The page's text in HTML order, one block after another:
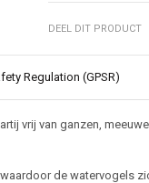
DEEL DIT PRODUCT
Regulation (GPSR)
vrij van ganzen,
de watervogels